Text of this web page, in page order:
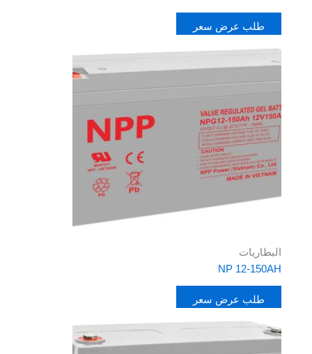
طلب عرض سعر
البطاريات
NP 12-150AH
طلب عرض سعر